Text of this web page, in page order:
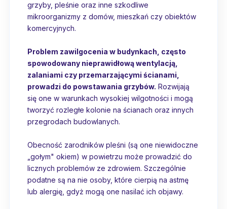
grzyby, pleśnie oraz inne szkodliwe
mikroorganizmy z domów, mieszkań czy obiektów
komercyjnych.
Problem zawilgocenia w budynkach, często
spowodowany nieprawidłową wentylacją,
zalaniami czy przemarzającymi ścianami,
prowadzi do powstawania grzybów. Rozwijają
się one w warunkach wysokiej wilgotności i mogą
tworzyć rozległe kolonie na ścianach oraz innych
przegrodach budowlanych.
Obecność zarodników pleśni (są one niewidoczne
„gołym" okiem) w powietrzu może prowadzić do
licznych problemów ze zdrowiem. Szczególnie
podatne są na nie osoby, które cierpią na astmę
lub alergię, gdyż mogą one nasilać ich objawy.